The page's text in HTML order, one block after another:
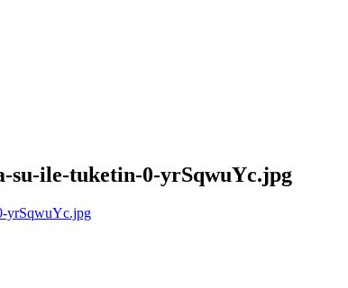
su-ile-tuketin-0-yrSqwuYc.jpg